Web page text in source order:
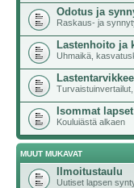
Odotus ja
Raskaus- ja
Lastenhoito ja
Uhmaikä,
Isommat lapset
Kouluiästä alkaen
MUUT MUKAVAT
Ilmoitustaulu
Uutiset lapsen